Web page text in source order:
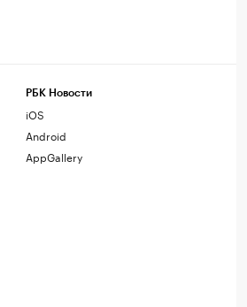
РБК Новости
iOS
Android
AppGallery